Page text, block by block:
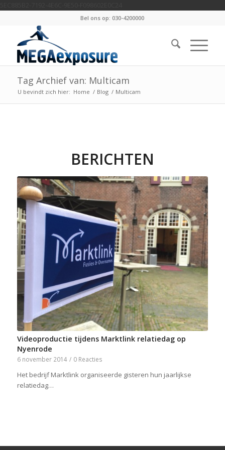
Bel ons op: 030-4200000
Tag Archief van: Multicam
U bevindt zich hier: Home / Blog / Multicam
BERICHTEN
Videoproductie tijdens Marktlink relatiedag op
Nyenrode
6 november 2014 / 0 Reacties
Het bedrijf Marktlink organiseerde gisteren hun jaarlijkse
relatiedag…